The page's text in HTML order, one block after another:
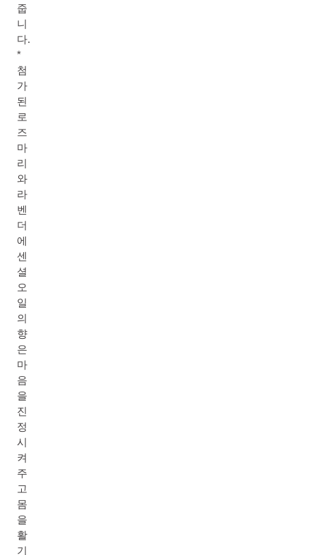
줍
니
다.
*
첨
가
된
로
즈
마
리
와
라
벤
더
에
센
셜
오
일
의
향
은
마
음
을
진
정
시
켜
주
고
몸
을
활
기